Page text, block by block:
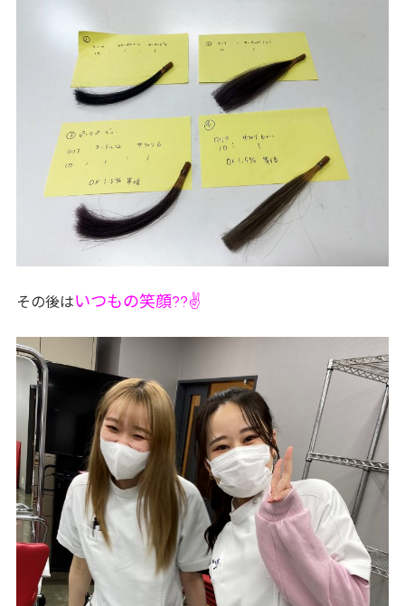
その後はいつもの笑顔??✌